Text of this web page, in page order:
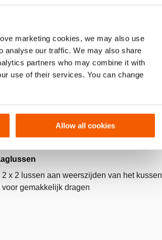
marketing cookies, we may also use
analyse our traffic. We may also share
partners who may combine it with
use of their services. You can change
Allow all cookies
2 x 2 lussen aan weerszijden van het kussen
voor gemakkelijk dragen